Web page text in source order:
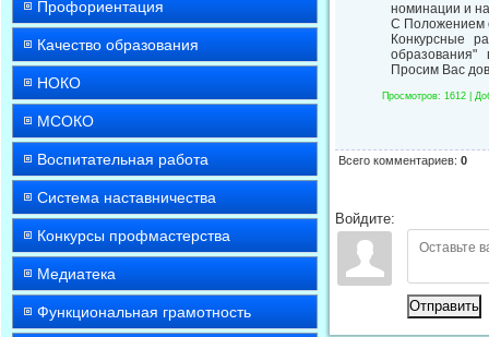
Профориентация
Качество образования
НОКО
МСОКО
Воспитательная работа
Система наставничества
Конкурсы профмастерства
Медиатека
Функциональная грамотность
номинации и
С Положением
Конкурсные
образования"
Просим Вас
Просмотров: 1612 |
Всего комментариев: 0
Войдите:
Отправить